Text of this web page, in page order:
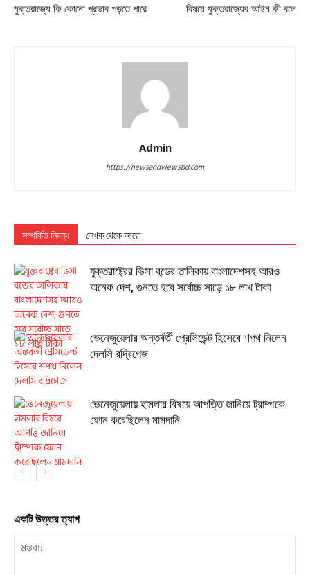
যুক্তরাজ্যে কি কোনো প্রভাব পড়তে পারে
বিষয়ে যুক্তরাজ্যের আইন কী বলে
Admin
https://newsandviewsbd.com
সম্পর্কিত নিবন্ধ লেখক থেকে আরো
যুক্তরাষ্ট্রের ভিসা বন্ডের তালিকায় বাংলাদেশসহ আরও
অনেক দেশ, গুনতে হবে সর্বোচ্চ সাড়ে ১৮ লাখ টাকা
ভেনেজুয়েলার অন্তর্বর্তী প্রেসিডেন্ট হিসেবে শপথ নিলেন
দেলসি রদ্রিগেজ
ভেনেজুয়েলায় হামলার বিষয়ে আপত্তি জানিয়ে ট্রাম্পকে
ফোন করেছিলেন মামদানি
একটি উত্তর ত্যাগ